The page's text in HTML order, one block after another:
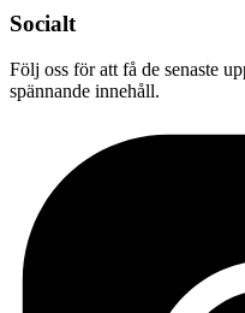
Socialt
Följ oss för att få de senaste
spännande innehåll.